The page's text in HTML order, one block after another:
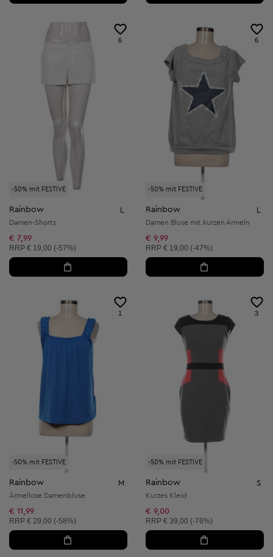
-50% mit FESTIVE
6
Rainbow L
Damen-Shorts
€ 7,99
Unverbindliche Preisempfehlung:
RRP € 19,00 (-57%)
-50% mit FESTIVE
6
Rainbow L
Damen Bluse mit kurzen Ärmeln
€ 9,99
Unverbindliche Preisempfehlung:
RRP € 19,00 (-47%)
-50% mit FESTIVE
1
Rainbow M
Ärmellose Damenbluse
€ 11,99
Unverbindliche Preisempfehlung:
RRP € 29,00 (-58%)
-50% mit FESTIVE
3
Rainbow S
Kurzes Kleid
€ 9,00
Unverbindliche Preisempfehlung:
RRP € 39,00 (-76%)